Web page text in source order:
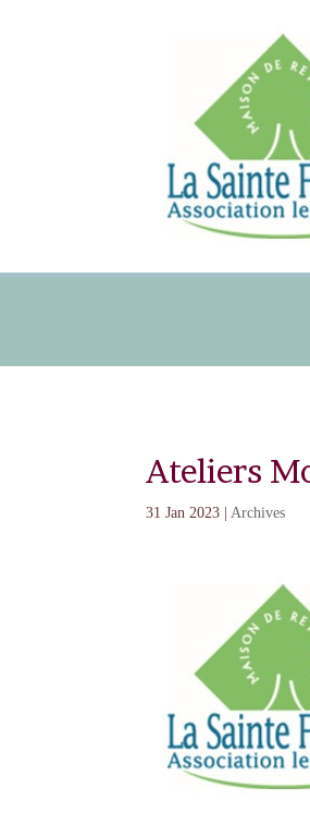
Ateliers
31 Jan 2023 |Archives